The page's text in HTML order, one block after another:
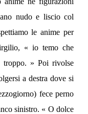
nudo e liscio col
le anime per
« io temo che
troppo. » Poi rivolse
a destra dove si
fece perno
sinistro. « O dolce